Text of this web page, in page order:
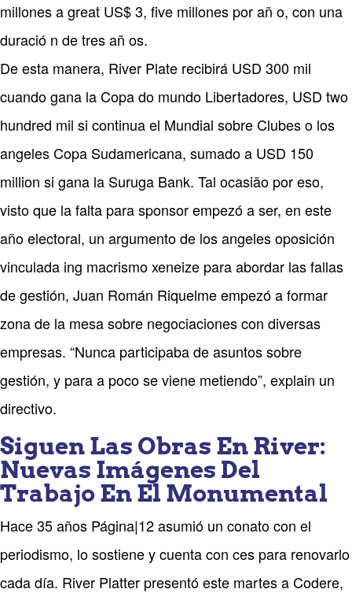
millones a great US$ 3, five millones por añ o, con una
duració n de tres añ os.
De esta manera, River Plate recibirá USD 300 mil
cuando gana la Copa do mundo Libertadores, USD two
hundred mil si continua el Mundial sobre Clubes o los
angeles Copa Sudamericana, sumado a USD 150
million si gana la Suruga Bank. Tal ocasião por eso,
visto que la falta para sponsor empezó a ser, en este
año electoral, un argumento de los angeles oposición
vinculada ing macrismo xeneize para abordar las fallas
de gestión, Juan Román Riquelme empezó a formar
zona de la mesa sobre negociaciones con diversas
empresas. “Nunca participaba de asuntos sobre
gestión, y para a poco se viene metiendo”, explain un
directivo.
Siguen Las Obras En River:
Nuevas Imágenes Del
Trabajo En El Monumental
Hace 35 años Página|12 asumió un conato con el
periodismo, lo sostiene y cuenta con ces para renovarlo
cada día. River Platter presentó este martes a Codere,